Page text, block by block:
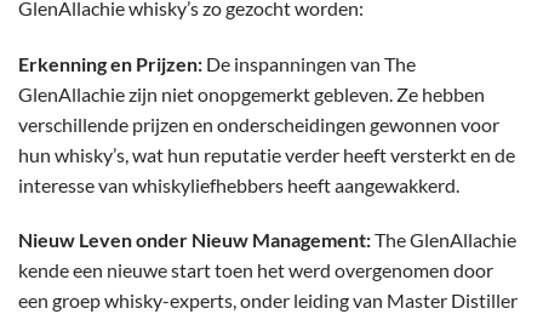
GlenAllachie whisky’s zo gezocht worden:
Erkenning en Prijzen: De inspanningen van The
GlenAllachie zijn niet onopgemerkt gebleven. Ze hebben
verschillende prijzen en onderscheidingen gewonnen voor
hun whisky’s, wat hun reputatie verder heeft versterkt en de
interesse van whiskyliefhebbers heeft aangewakkerd.
Nieuw Leven onder Nieuw Management:The GlenAllachie
kende een nieuwe start toen het werd overgenomen door
een groep whisky-experts, onder leiding van Master Distiller